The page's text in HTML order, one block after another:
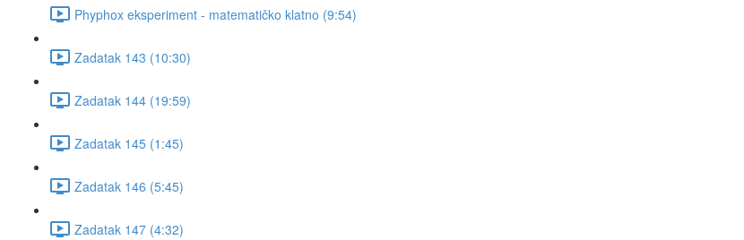
Phyphox eksperiment - matematičko klatno (9:54)
Zadatak 143 (10:30)
Zadatak 144 (19:59)
Zadatak 145 (1:45)
Zadatak 146 (5:45)
Zadatak 147 (4:32)